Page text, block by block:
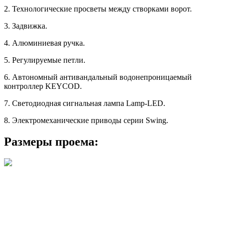
2. Технологические просветы между створками ворот.
3. Задвижка.
4. Алюминиевая ручка.
5. Регулируемые петли.
6. Автономный антивандальный водонепроницаемый
контроллер KEYCOD.
7. Светодиодная сигнальная лампа Lamp-LED.
8. Электромеханические приводы серии Swing.
Размеры проема: